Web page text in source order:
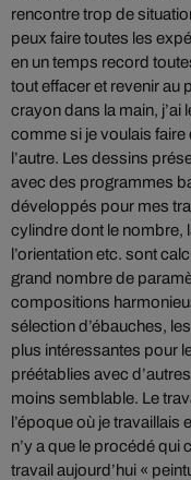
rencontre trop de
peux faire toutes les
en un temps record
tout effacer et revenir au
crayon dans la main, j’ai
comme si je voulais faire
l’autre. Les dessins
avec des programmes
développés pour mes
cylindre dont le nombre,
l’orientation etc. sont
grand nombre de
compositions
sélection d’ébauches,
plus intéressantes pour
préétablies avec
moins semblable. Le
l’époque où je travaillais
n’y a que le procédé qui
travail aujourd’hui «